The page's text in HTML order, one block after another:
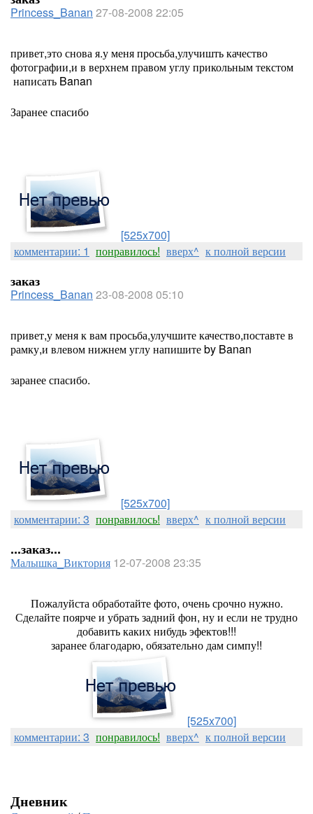
Princess_Banan 27-08-2008 22:05
привет,это снова я.у меня просьба,улучишть качество
фотографии,и в верхнем правом углу прикольным текстом
написать Banan
Заранее спасибо
[525x700]
комментарии: 1 понравилось! вверх^ к полной версии
заказ
Princess_Banan 23-08-2008 05:10
привет,у меня к вам просьба,улучшите качество,поставте в
рамку,и влевом нижнем углу напишите by Banan
заранее спасибо.
[525x700]
комментарии: 3 понравилось! вверх^ к полной версии
...заказ...
Малышка_Виктория 12-07-2008 23:35
Пожалуйста обработайте фото, очень срочно нужно.
Сделайте поярче и убрать задний фон, ну и если не трудно
добавить каких нибудь эфектов!!!
заранее благодарю, обязательно дам симпу!!
[525x700]
комментарии: 3 понравилось! вверх^ к полной версии
Дневник